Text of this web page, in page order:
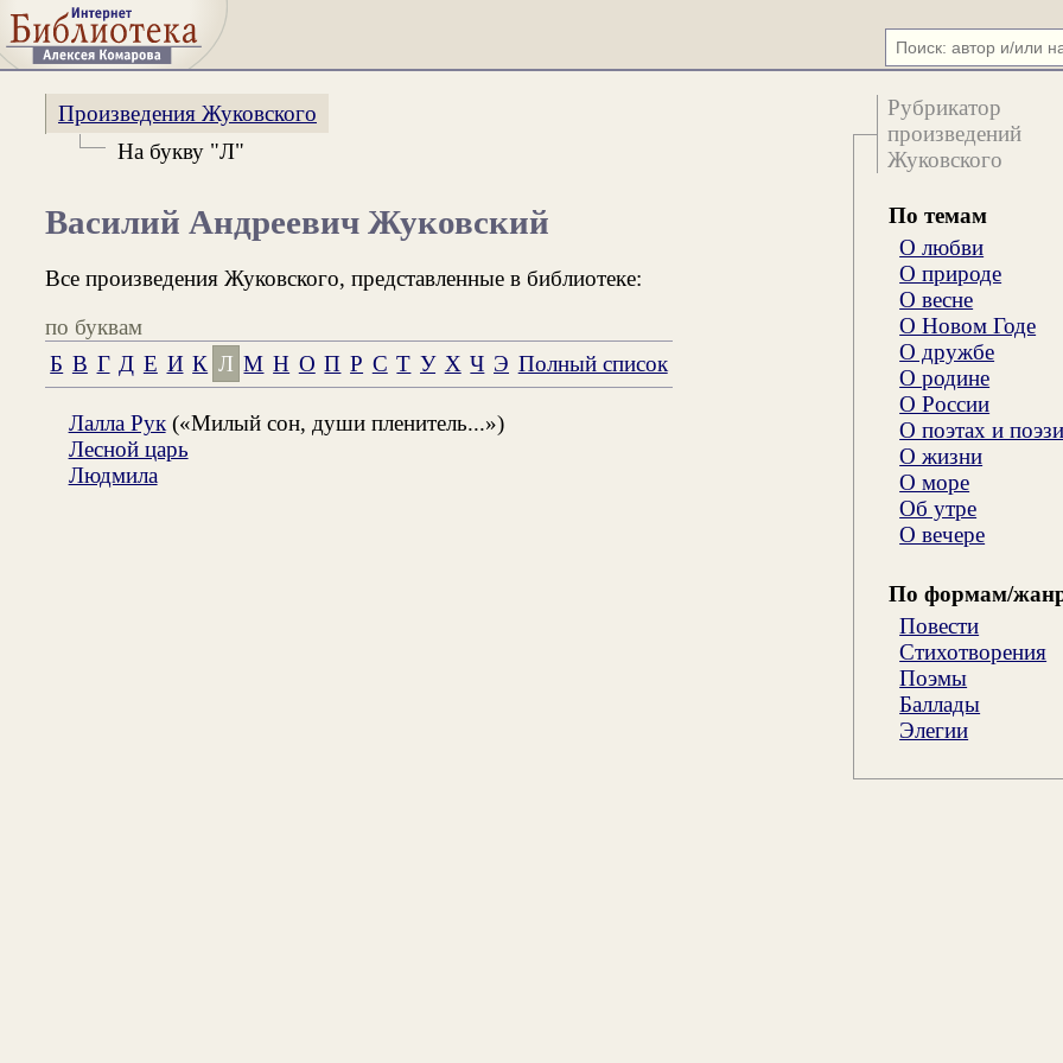
Рубрикатор
произведений
Жуковского
По темам
О любви
О природе
О весне
О Новом Годе
О дружбе
О родине
О России
О поэтах и
О жизни
О море
Об утре
О вечере
По формам/
Повести
Стихотворения
Поэмы
Баллады
Элегии
Произведения Жуковского
На букву "Л"
Василий Андреевич Жуковский
Все произведения Жуковского, представленные в библиотеке:
по буквам
Б В Г Д Е И К Л М Н О П Р С Т У Х Ч Э Полный список
Лалла Рук(«Милый сон, души пленитель...»)
Лесной царь
Людмила